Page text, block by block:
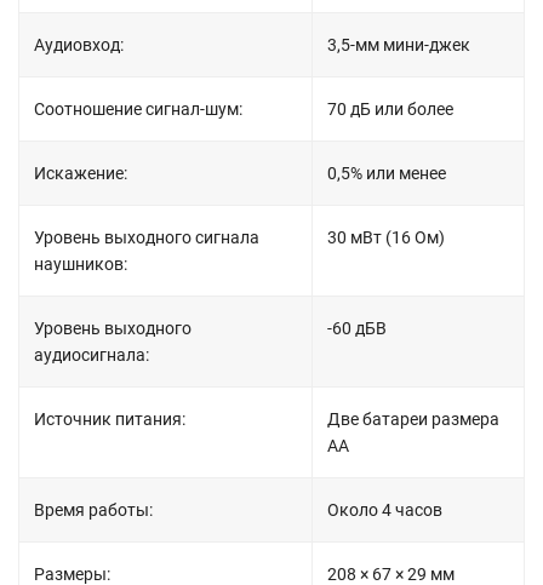
Аудиовход: 3,5-мм мини-джек
Соотношение сигнал-шум: 70 дБ или более
Искажение: 0,5% или менее
Уровень выходного сигнала
наушников:
30 мВт (16 Ом)
Уровень выходного
аудиосигнала:
-60 дБВ
Источник питания:
Две батареи размера
AA
Время работы: Около 4 часов
Размеры: 208 × 67 × 29 мм